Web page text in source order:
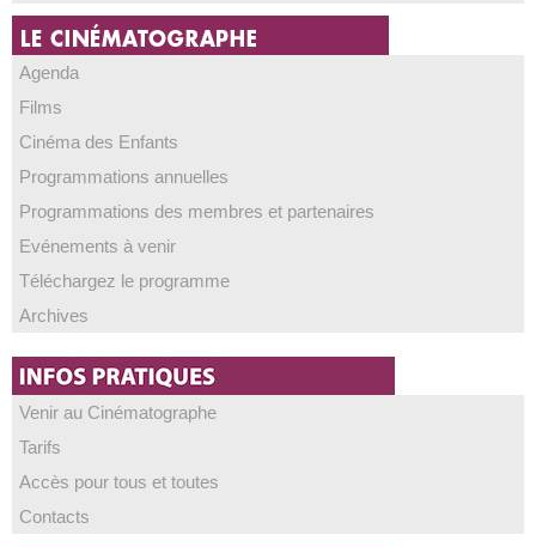
Agenda
Films
Cinéma des Enfants
Programmations annuelles
Programmations des membres et partenaires
Evénements à venir
Téléchargez le programme
Archives
Venir au Cinématographe
Tarifs
Accès pour tous et toutes
Contacts